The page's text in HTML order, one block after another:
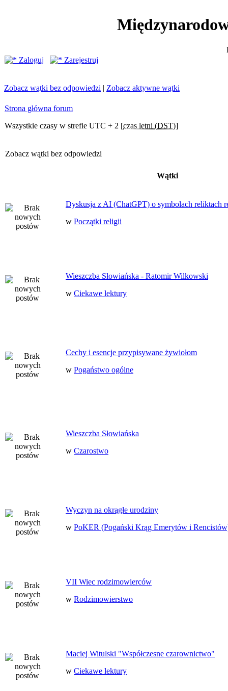
Zaloguj
Zarejestruj
Zobacz wątki bez odpowiedzi | Zobacz aktywne wątki
Strona główna forum
Wszystkie czasy w strefie UTC + 2 [czas letni (DST)]
Zobacz wątki bez odpowiedzi
Wątki
Dyskusja z AI (ChatGPT) o symbolach reliktach
w Początki religii
Wieszczba Słowiańska - Ratomir Wilkowski
w Ciekawe lektury
Cechy i esencje przypisywane żywiołom
w Pogaństwo ogólne
Wieszczba Słowiańska
w Czarostwo
Wyczyn na okrągłe urodziny
w PoKER (Pogański Krąg Emerytów i
VII Wiec rodzimowierców
w Rodzimowierstwo
Maciej Witulski "Współczesne czarownictwo"
w Ciekawe lektury